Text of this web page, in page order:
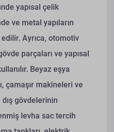
yapısal çelik
ve metal yapıların
edilir. Ayrıca, otomotiv
parçaları ve yapısal
Beyaz eşya
çamaşır makineleri ve
gövdelerinin
levha sac tercih